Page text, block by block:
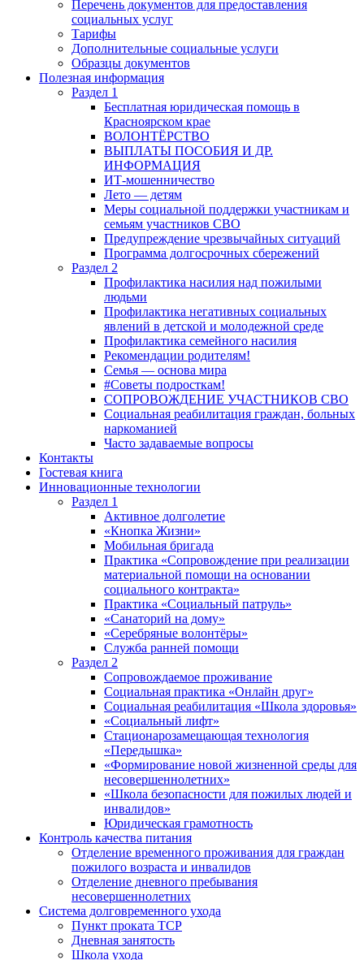
Перечень документов для предоставления
социальных услуг
Тарифы
Дополнительные социальные услуги
Образцы документов
Полезная информация
Раздел 1
Бесплатная юридическая помощь в
Красноярском крае
ВОЛОНТЁРСТВО
ВЫПЛАТЫ ПОСОБИЯ И ДР.
ИНФОРМАЦИЯ
ИТ-мошенничество
Лето — детям
Меры социальной поддержки участникам и
семьям участников СВО
Предупреждение чрезвычайных ситуаций
Программа долгосрочных сбережений
Раздел 2
Профилактика насилия над пожилыми
людьми
Профилактика негативных социальных
явлений в детской и молодежной среде
Профилактика семейного насилия
Рекомендации родителям!
Семья — основа мира
#Советы подросткам!
СОПРОВОЖДЕНИЕ УЧАСТНИКОВ СВО
Социальная реабилитация граждан, больных
наркоманией
Часто задаваемые вопросы
Контакты
Гостевая книга
Инновационные технологии
Раздел 1
Активное долголетие
«Кнопка Жизни»
Мобильная бригада
Практика «Сопровождение при реализации
материальной помощи на основании
социального контракта»
Практика «Социальный патруль»
«Санаторий на дому»
«Серебряные волонтёры»
Служба ранней помощи
Раздел 2
Сопровождаемое проживание
Социальная практика «Онлайн друг»
Социальная реабилитация «Школа здоровья»
«Социальный лифт»
Стационарозамещающая технология
«Передышка»
«Формирование новой жизненной среды для
несовершеннолетних»
«Школа безопасности для пожилых людей и
инвалидов»
Юридическая грамотность
Контроль качества питания
Отделение временного проживания для граждан
пожилого возраста и инвалидов
Отделение дневного пребывания
несовершеннолетних
Система долговременного ухода
Пункт проката ТСР
Дневная занятость
Школа ухода